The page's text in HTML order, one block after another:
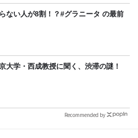
ない人が8割！？#グラニータ の最前
大学・西成教授に聞く、渋滞の謎！
Recommended by